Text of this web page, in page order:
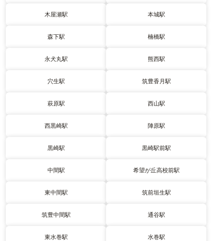
木屋瀬駅 本城駅
森下駅 楠橋駅
永犬丸駅 熊西駅
穴生駅 筑豊香月駅
萩原駅 西山駅
西黒崎駅 陣原駅
黒崎駅 黒崎駅前駅
中間駅 希望が丘高校前駅
東中間駅 筑前垣生駅
筑豊中間駅 通谷駅
東水巻駅 水巻駅